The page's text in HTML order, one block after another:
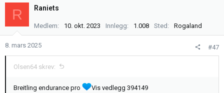
k
s
n
e
r
R Raniets
Medlem 10. okt. 2023 Innlegg 1.008 Sted Rogaland
8. mars 2025 #47
Olsen64 skrev:
Breitling endurance pro Vis vedlegg 394149